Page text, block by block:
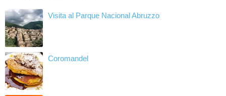
Visita al Parque Nacional Abruzzo
Coromandel